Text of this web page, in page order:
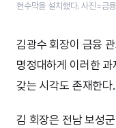
현수막을 설치했다. 사진=금
김광수 회장이 금융
명정대하게 이러한
갖는 시각도 존재한다.
김 회장은 전남 보성